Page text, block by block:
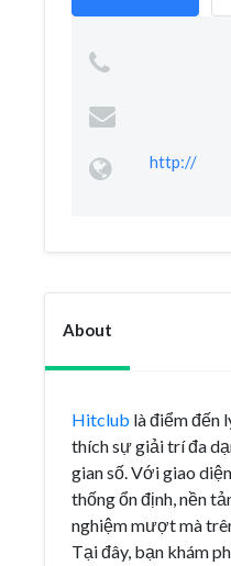
http://
About
Hitclub là điểm đến
thích sự giải trí đa
gian số. Với giao
thống ổn định, nền
nghiệm mượt mà
Tại đây, bạn khám